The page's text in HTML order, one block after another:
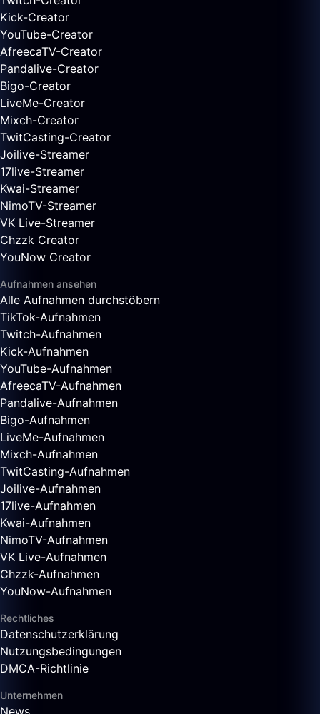
Kick-Creator
YouTube-Creator
AfreecaTV-Creator
Pandalive-Creator
Bigo-Creator
LiveMe-Creator
Mixch-Creator
TwitCasting-Creator
Joilive-Streamer
17live-Streamer
Kwai-Streamer
NimoTV-Streamer
VK Live-Streamer
Chzzk Creator
YouNow Creator
Aufnahmen ansehen
Alle Aufnahmen durchstöbern
TikTok-Aufnahmen
Twitch-Aufnahmen
Kick-Aufnahmen
YouTube-Aufnahmen
AfreecaTV-Aufnahmen
Pandalive-Aufnahmen
Bigo-Aufnahmen
LiveMe-Aufnahmen
Mixch-Aufnahmen
TwitCasting-Aufnahmen
Joilive-Aufnahmen
17live-Aufnahmen
Kwai-Aufnahmen
NimoTV-Aufnahmen
VK Live-Aufnahmen
Chzzk-Aufnahmen
YouNow-Aufnahmen
Rechtliches
Datenschutzerklärung
Nutzungsbedingungen
DMCA-Richtlinie
Unternehmen